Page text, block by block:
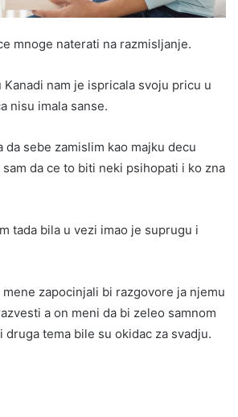
mnoge naterati na razmisljanje.
Kanadi nam je ispricala svoju pricu u
nisu imala sanse.
da sebe zamislim kao majku decu
da ce to biti neki psihopati i ko zna
tada bila u vezi imao je suprugu i
zapocinjali bi razgovore ja njemu
a on meni da bi zeleo samnom
druga tema bile su okidac za svadju.